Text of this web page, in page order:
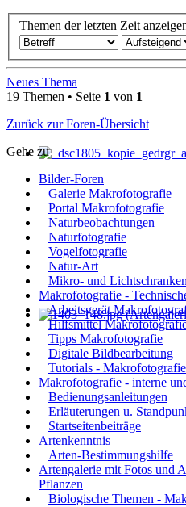
Themen der letzten Zeit
Neues Thema
19 Themen • Seite 1 von 1
Zurück zur Foren-Übersicht
Gehe zu
Bilder-Foren
Galerie Makrofotografie
Portal Makrofotografie
Naturbeobachtungen
Naturfotografie
Vogelfotografie
Natur-Art
Mikro- und
Makrofotografie -
Arbeitsgerät
Hilfsmittel
Tipps Makrofotografie
Digitale Bildbearbeitung
Tutorials - Makrofotografie
Makrofotografie - interne
Bedienungsanleitungen
Erläuterungen u.
Startseitenbeiträge
Artenkenntnis
Arten-Bestimmungshilfe
Artengalerie mit Fotos und
Pflanzen
Biologische Themen -